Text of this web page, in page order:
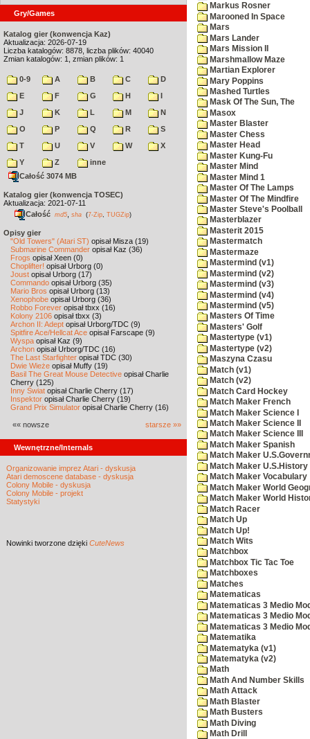
Gry/Games
Katalog gier (konwencja Kaz)
Aktualizacja: 2026-07-19
Liczba katalogów: 8878, liczba plików: 40040
Zmian katalogów: 1, zmian plików: 1
0-9 A B C
D
E
F G H
I
J
K L M
N
O
P Q R
S
T
U V W
X
Y
Z
inne
Całość 3074 MB
Katalog gier (konwencja TOSEC)
Aktualizacja: 2021-07-11
Całość md5 sha (7-Zip TUGZip)
Opisy gier
"Old Towers" (Atari ST) opisał Misza (19)
Submarine Commander opisał Kaz (36)
Frogs opisał Xeen (0)
Choplifter! opisał Urborg (0)
Joust opisał Urborg (17)
Commando opisał Urborg (35)
Mario Bros opisał Urborg (13)
Xenophobe opisał Urborg (36)
Robbo Forever opisał tbxx (16)
Kolony 2106 opisał tbxx (3)
Archon II: Adept opisał Urborg/TDC (9)
Spitfire Ace/Hellcat Ace opisał Farscape (9)
Wyspa opisał Kaz (9)
Archon opisał Urborg/TDC (16)
The Last Starfighter opisał TDC (30)
Dwie Wieże opisał Muffy (19)
Basil The Great Mouse Detective opisał Charlie
Cherry (125)
Inny Świat opisał Charlie Cherry (17)
Inspektor opisał Charlie Cherry (19)
Grand Prix Simulator opisał Charlie Cherry (16)
«« nowsze starsze »»
Wewnętrzne/Internals
Organizowanie imprez Atari - dyskusja
Atari demoscene database - dyskusja
Colony Mobile - dyskusja
Colony Mobile - projekt
Statystyki
Nowinki tworzone dzięki CuteNews
Markus Rosner
Marooned In Space
Mars
Mars Lander
Mars Mission II
Marshmallow Maze
Martian Explorer
Mary Poppins
Mashed Turtles
Mask Of The Sun, The
Masox
Master Blaster
Master Chess
Master Head
Master Kung-Fu
Master Mind
Master Mind 1
Master Of The Lamps
Master Of The Mindfire
Master Steve's Poolball
Masterblazer
Masterit 2015
Mastermatch
Mastermaze
Mastermind (v1)
Mastermind (v2)
Mastermind (v3)
Mastermind (v4)
Mastermind (v5)
Masters Of Time
Masters' Golf
Mastertype (v1)
Mastertype (v2)
Maszyna Czasu
Match (v1)
Match (v2)
Match Card Hockey
Match Maker French
Match Maker Science I
Match Maker Science II
Match Maker Science III
Match Maker Spanish
Match Maker
Match Maker U.S.History
Match Maker Vocabulary
Match Maker World
Match Maker World
Match Racer
Match Up
Match Up!
Match Wits
Matchbox
Matchbox Tic Tac Toe
Matchboxes
Matches
Matematicas
Matematicas 3 Medio
Matematicas 3 Medio
Matematicas 3 Medio
Matematika
Matematyka (v1)
Matematyka (v2)
Math
Math And Number Skills
Math Attack
Math Blaster
Math Busters
Math Diving
Math Drill